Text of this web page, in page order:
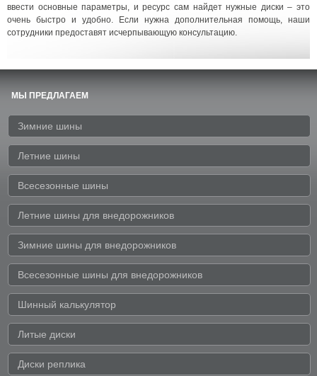
ввести основные параметры, и ресурс сам найдет нужные диски – это
очень быстро и удобно. Если нужна дополнительная помощь, наши
сотрудники предоставят исчерпывающую консультацию.
МЫ ПРЕДЛАГАЕМ
Зимние шины
Летние шины
Всесезонные шины
Летние шины для внедорожников
Зимние шины для внедорожников
Всесезонные шины для внедорожников
Шинный калькулятор
Литые диски
Диски реплика